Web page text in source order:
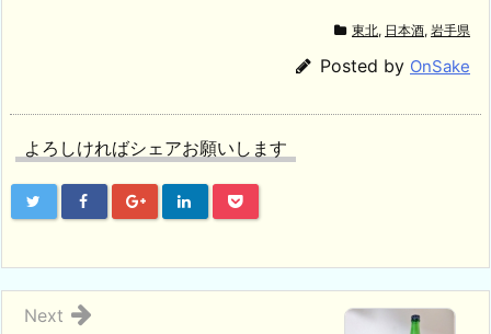
東北, 日本酒, 岩手県
Posted by OnSake
よろしければシェアお願いします
Next